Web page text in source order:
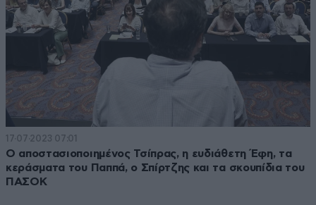
17·07·2023 07:01
Ο αποστασιοποιημένος Τσίπρας, η ευδιάθετη Έφη, τα
κεράσματα του Παππά, ο Σπίρτζης και τα σκουπίδια του
ΠΑΣΟΚ